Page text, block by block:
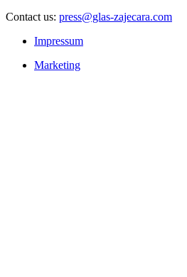
Contact us: press@glas-zajecara.com
Impressum
Marketing